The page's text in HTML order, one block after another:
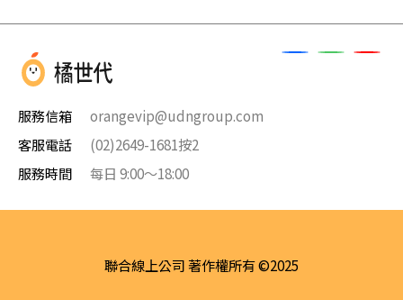
服務信箱
orangevip@udngroup.com
客服電話
(02)2649-1681按2
服務時間
每日 9:00～18:00
聯合線上公司 著作權所有 ©2025